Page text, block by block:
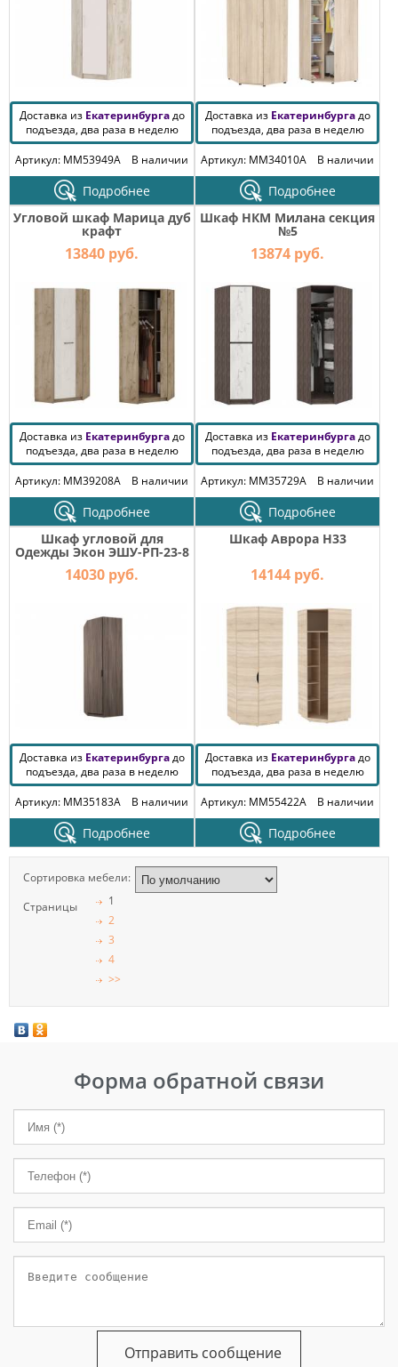
Доставка из Екатеринбургадо
подъезда, два раза в неделю
Артикул: MM53949A
В наличии
Подробнее
Доставка из Екатеринбургадо
подъезда, два раза в неделю
Артикул: MM34010A
В наличии
Подробнее
Угловой шкаф Марица дуб
крафт
13840 руб.
Доставка из Екатеринбургадо
подъезда, два раза в неделю
Артикул: MM39208A
В наличии
Подробнее
Шкаф НКМ Милана секция
№5
13874 руб.
Доставка из Екатеринбургадо
подъезда, два раза в неделю
Артикул: MM35729A
В наличии
Подробнее
Шкаф угловой для
Одежды Экон ЭШУ-РП-23-8
14030 руб.
Доставка из Екатеринбургадо
подъезда, два раза в неделю
Артикул: MM35183A
В наличии
Подробнее
Шкаф Аврора H33
14144 руб.
Доставка из Екатеринбургадо
подъезда, два раза в неделю
Артикул: MM55422A
В наличии
Подробнее
Сортировка мебели:
Страницы
1
2
3
4
>>
Форма обратной связи